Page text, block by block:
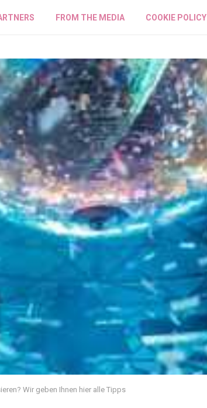
FROM THE MEDIA COOKIE POLICY
Wir geben Ihnen hier alle Tipps